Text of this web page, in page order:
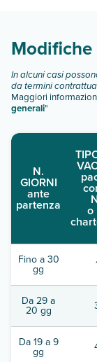
In alcuni casi
da termini
Maggiori
generali"
N.
GIORNI
ante
partenza o
Fino a 30
gg
Da 29 a
20 gg
Da 19 a 9
gg